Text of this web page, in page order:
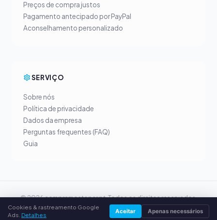
Preços de compra justos
Pagamento antecipado por PayPal
Aconselhamento personalizado
SERVIÇO
Sobre nós
Política de privacidade
Dados da empresa
Perguntas frequentes (FAQ)
Guia
© 2026 compramostoner.pt. Todos os direitos reservados.
Vender toner na tua cidade
Cookies & rastreamento Google
Ads. Detalhes Aceitar Apenas necessários